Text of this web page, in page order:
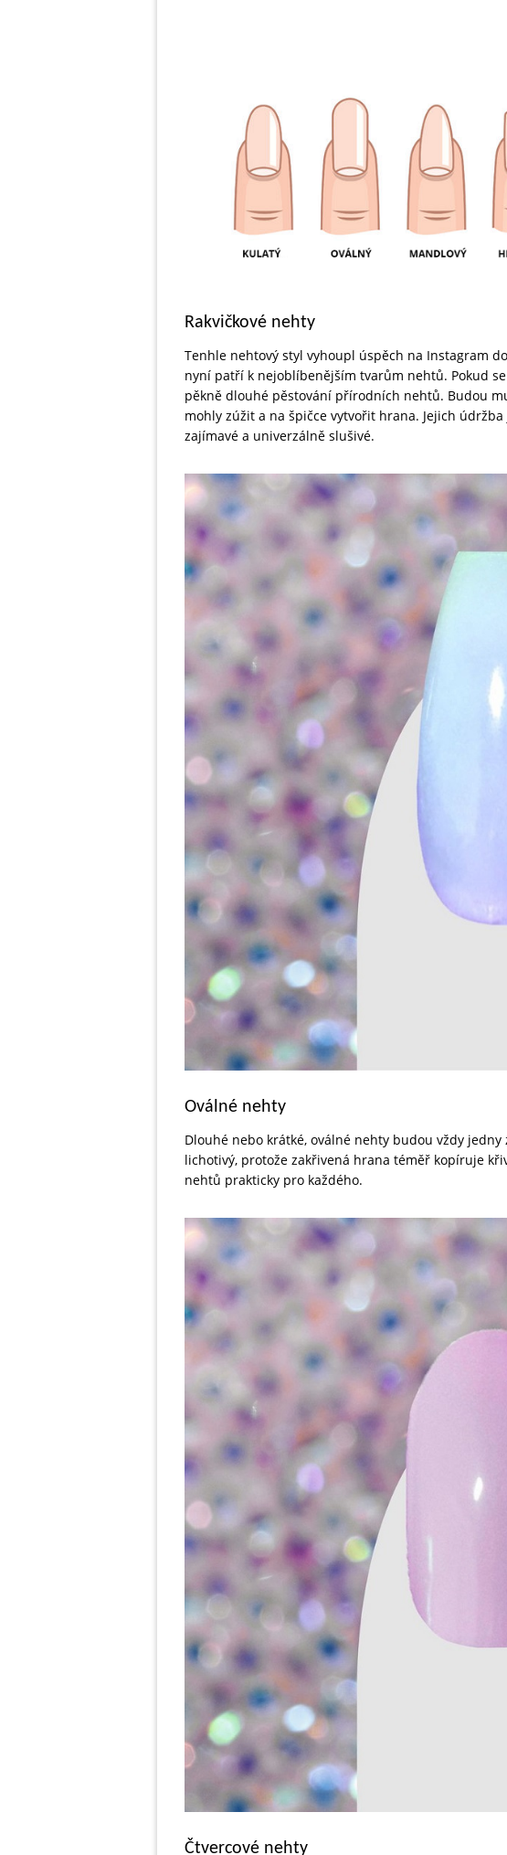
Rakvičkové nehty
Tenhle nehtový styl vyhoupl úspěch na Instagram
nyní patří k nejoblíbenějším tvarům nehtů. Pokud
pěkně dlouhé pěstování přírodních nehtů. Budou
mohly zúžit a na špičce vytvořit hrana. Jejich
zajímavé a univerzálně slušivé.
Oválné nehty
Dlouhé nebo krátké, oválné nehty budou vždy
lichotivý, protože zakřivená hrana téměř kopíruje
nehtů prakticky pro každého.
Čtvercové nehty